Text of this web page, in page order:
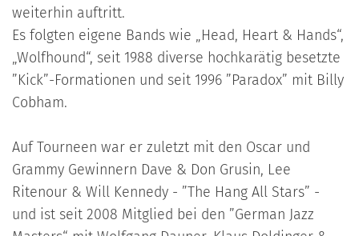
weiterhin auftritt.
Es folgten eigene Bands wie „Head, Heart & Hands“,
„Wolfhound“, seit 1988 diverse hochkarätig besetzte
”Kick”-Formationen und seit 1996 ”Paradox” mit Billy
Cobham.
Auf Tourneen war er zuletzt mit den Oscar und
Grammy Gewinnern Dave & Don Grusin, Lee
Ritenour & Will Kennedy - ”The Hang All Stars” -
und ist seit 2008 Mitglied bei den ”German Jazz